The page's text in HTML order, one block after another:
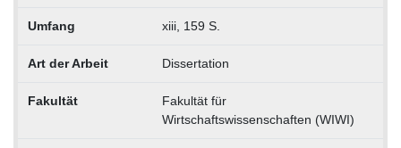
Umfang xiii, 159 S.
Art der Arbeit Dissertation
Fakultät
Fakultät für
Wirtschaftswissenschaften (WIWI)